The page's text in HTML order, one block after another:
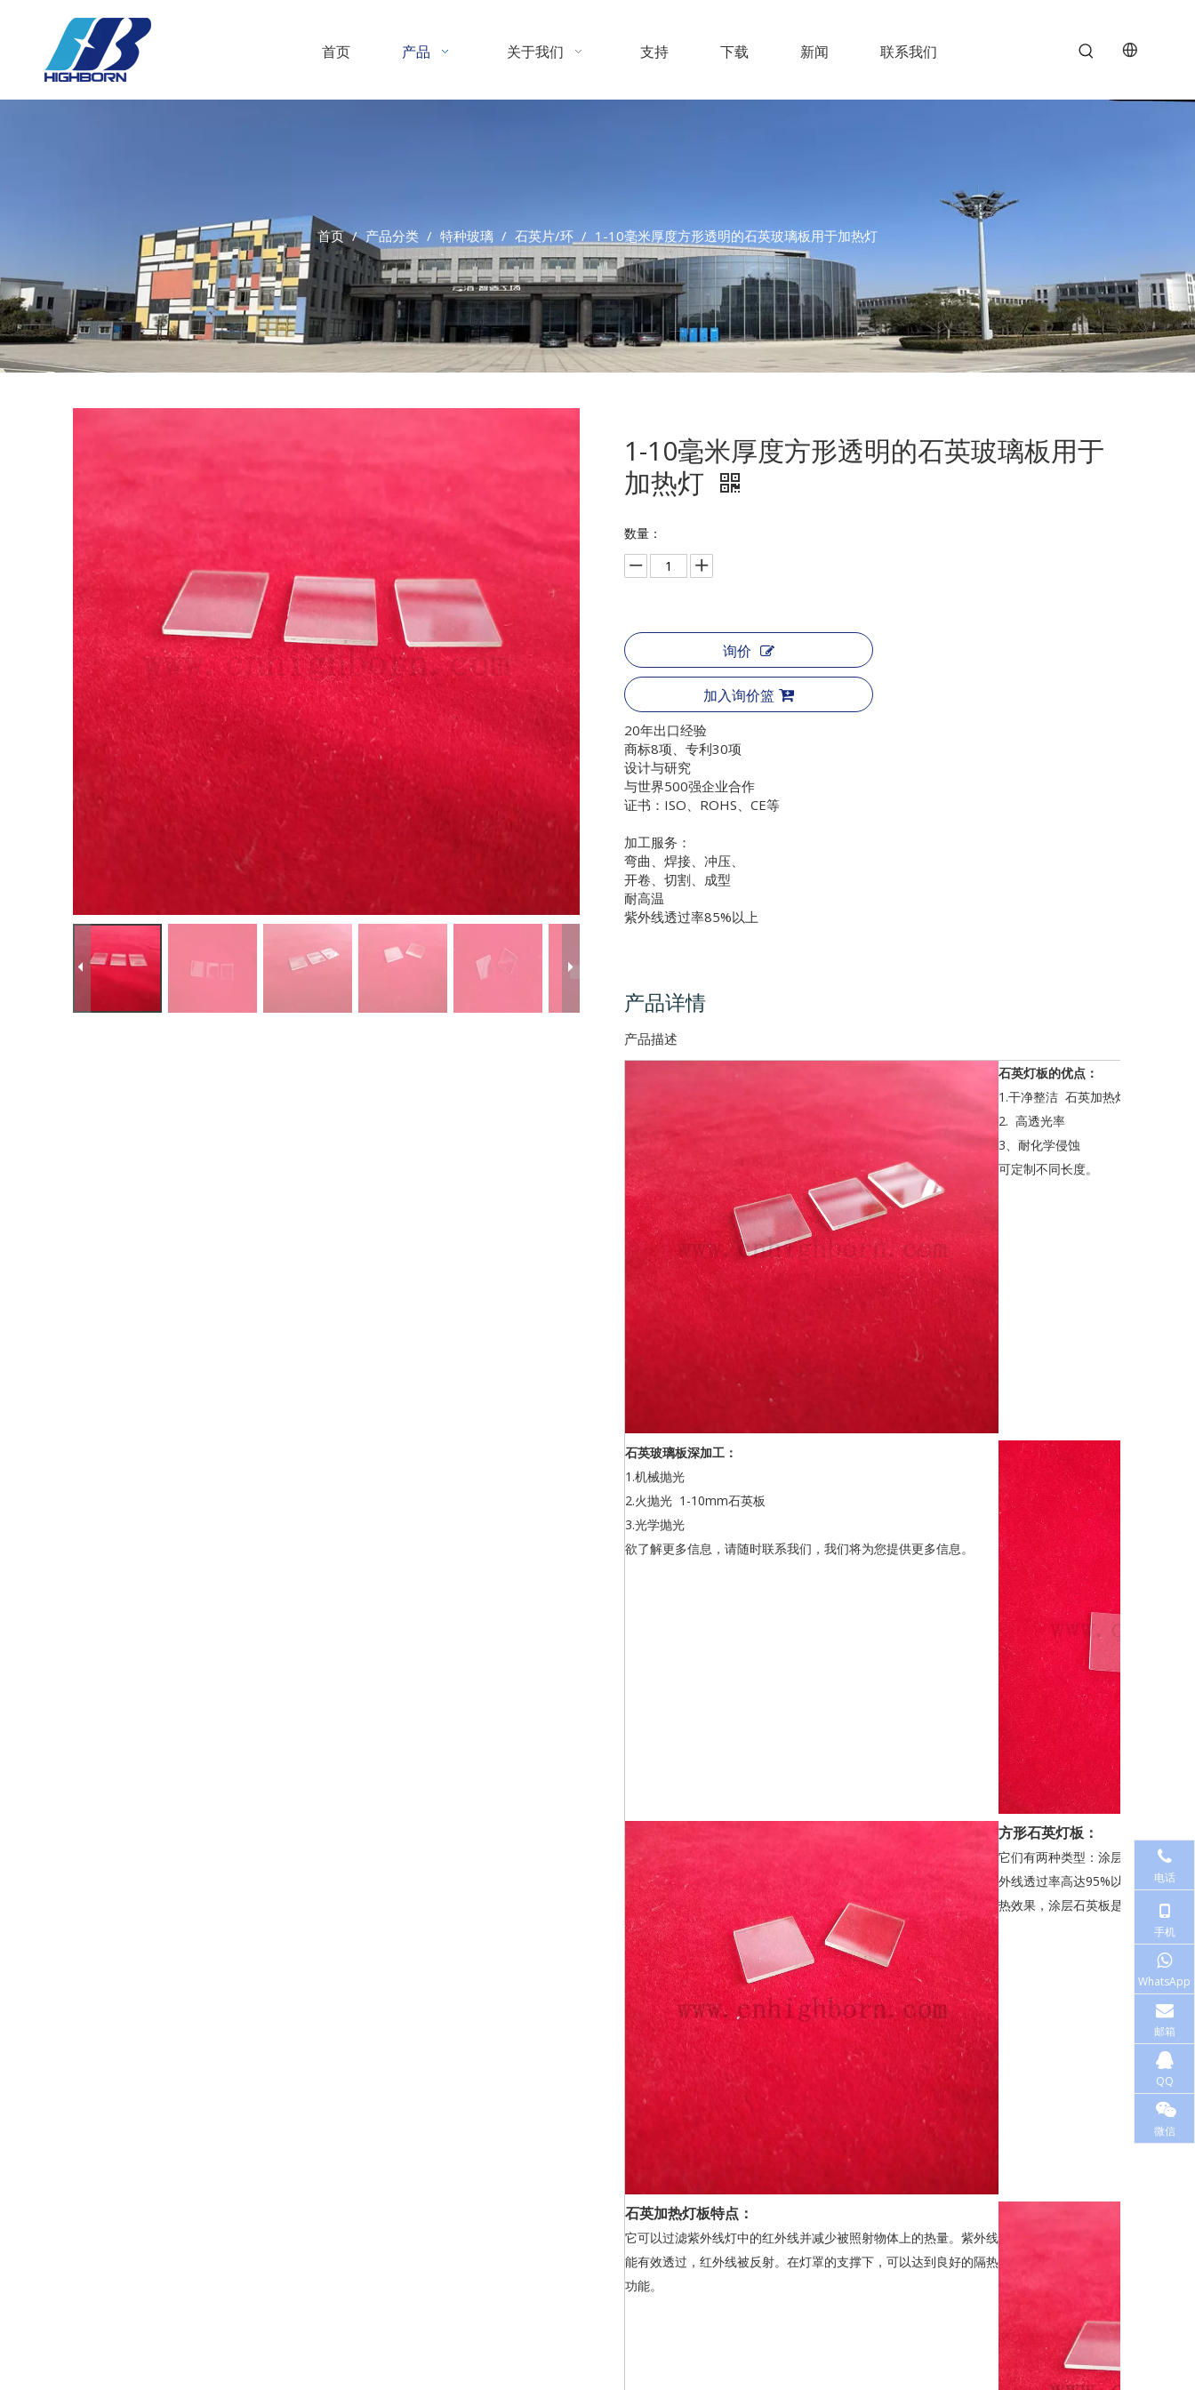
首页 产品 关于我们 支持 下载 新闻 联系我们
首页 / 产品分类 / 特种玻璃 / 石英片/环 / 1-10毫米厚度方形透明的石英玻璃板用于加热灯
1-10毫米厚度方形透明的石英玻璃板用于
加热灯
数量：
询价
加入询价篮
20年出口经验
商标8项、专利30项
设计与研究
与世界500强企业合作
证书：ISO、ROHS、CE等
加工服务：
弯曲、焊接、冲压、
开卷、切割、成型
耐高温
紫外线透过率85%以上
产品详情
产品描述
石英灯板的优点：
1.干净整洁 石英加热灯板
2. 高透光率
3、耐化学侵蚀
可定制不同长度。
石英玻璃板深加工：
1.机械抛光
2.火抛光 1-10mm石英板
3.光学抛光
欲了解更多信息，请随时联系我们，我们将为您提供更多信息。
方形石英灯板：
它们有两种类型：涂层和未涂层​​。
外线透过率高达95%以上，同时吸
热效果，涂层石英板是UV设备设计
石英加热灯板特点：
它可以过滤紫外线灯中的红外线并减少被照射物体上的热量。紫外线
能有效透过，红外线被反射。在灯罩的支撑下，可以达到良好的隔热
功能。
电话
手机
WhatsApp
邮箱
QQ
微信